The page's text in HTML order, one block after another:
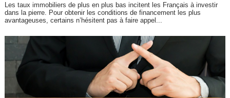
Les taux immobiliers de plus en plus bas incitent les Français à investir
dans la pierre. Pour obtenir les conditions de financement les plus
avantageuses, certains n’hésitent pas à faire appel...